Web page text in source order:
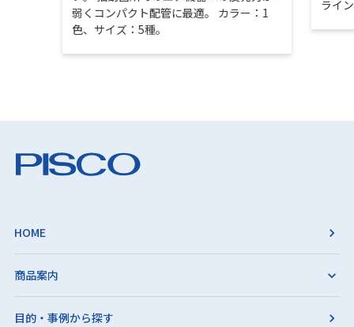
弱くコンパクト配管に最適。 カラー：1
色、サイズ：5種。
ライ
HOME
商品案内
目的・事例から探す